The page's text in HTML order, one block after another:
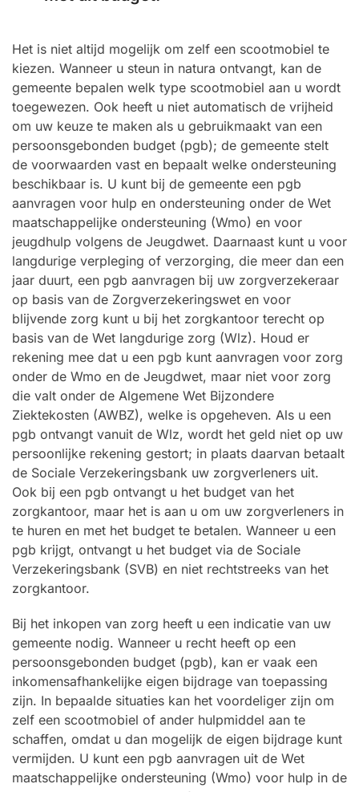
Het is niet altijd mogelijk om zelf een scootmobiel te
kiezen. Wanneer u steun in natura ontvangt, kan de
gemeente bepalen welk type scootmobiel aan u wordt
toegewezen. Ook heeft u niet automatisch de vrijheid
om uw keuze te maken als u gebruikmaakt van een
persoonsgebonden budget (pgb); de gemeente stelt
de voorwaarden vast en bepaalt welke ondersteuning
beschikbaar is. U kunt bij de gemeente een pgb
aanvragen voor hulp en ondersteuning onder de Wet
maatschappelijke ondersteuning (Wmo) en voor
jeugdhulp volgens de Jeugdwet. Daarnaast kunt u voor
langdurige verpleging of verzorging, die meer dan een
jaar duurt, een pgb aanvragen bij uw zorgverzekeraar
op basis van de Zorgverzekeringswet en voor
blijvende zorg kunt u bij het zorgkantoor terecht op
basis van de Wet langdurige zorg (Wlz). Houd er
rekening mee dat u een pgb kunt aanvragen voor zorg
onder de Wmo en de Jeugdwet, maar niet voor zorg
die valt onder de Algemene Wet Bijzondere
Ziektekosten (AWBZ), welke is opgeheven. Als u een
pgb ontvangt vanuit de Wlz, wordt het geld niet op uw
persoonlijke rekening gestort; in plaats daarvan betaalt
de Sociale Verzekeringsbank uw zorgverleners uit.
Ook bij een pgb ontvangt u het budget van het
zorgkantoor, maar het is aan u om uw zorgverleners in
te huren en met het budget te betalen. Wanneer u een
pgb krijgt, ontvangt u het budget via de Sociale
Verzekeringsbank (SVB) en niet rechtstreeks van het
zorgkantoor.
Bij het inkopen van zorg heeft u een indicatie van uw
gemeente nodig. Wanneer u recht heeft op een
persoonsgebonden budget (pgb), kan er vaak een
inkomensafhankelijke eigen bijdrage van toepassing
zijn. In bepaalde situaties kan het voordeliger zijn om
zelf een scootmobiel of ander hulpmiddel aan te
schaffen, omdat u dan mogelijk de eigen bijdrage kunt
vermijden. U kunt een pgb aanvragen uit de Wet
maatschappelijke ondersteuning (Wmo) voor hulp in de